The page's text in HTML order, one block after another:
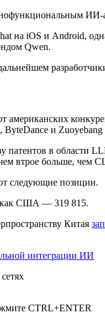
ИИ-
на iOS и Android,
Qwen.
американских
и
патентов в области
втрое больше, чем
следующие позиции.
как США — 319 815.
Китая
интеграции ИИ
CTRL+ENTER